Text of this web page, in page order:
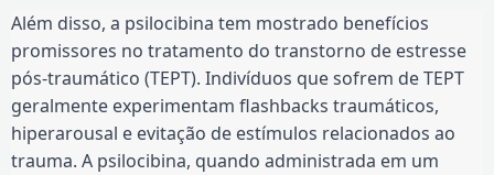
Além disso, a psilocibina tem mostrado benefícios
promissores no tratamento do transtorno de estresse
pós-traumático (TEPT). Indivíduos que sofrem de TEPT
geralmente experimentam flashbacks traumáticos,
hiperarousal e evitação de estímulos relacionados ao
trauma. A psilocibina, quando administrada em um